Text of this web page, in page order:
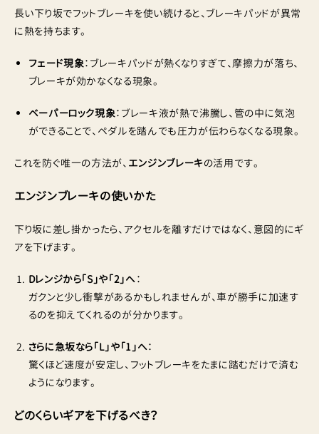
長い下り坂でフットブレーキを使い続けると、ブレーキパッドが異常
に熱を持ちます。
フェード現象：ブレーキパッドが熱くなりすぎて、摩擦力が落ち、
ブレーキが効かなくなる現象。
ベーパーロック現象：ブレーキ液が熱で沸騰し、管の中に気泡
ができることで、ペダルを踏んでも圧力が伝わらなくなる現象。
これを防ぐ唯一の方法が、 エンジンブレーキの活用です。
エンジンブレーキの使いかた
下り坂に差し掛かったら、アクセルを離すだけではなく、意図的にギ
アを下げます。
Dレンジから「S」や「2」へ：
ガクンと少し衝撃があるかもしれませんが、車が勝手に加速す
るのを抑えてくれるのが分かります。
さらに急坂なら「L」や「1」へ：
驚くほど速度が安定し、フットブレーキをたまに踏むだけで済む
ようになります。
どのくらいギアを下げるべき？